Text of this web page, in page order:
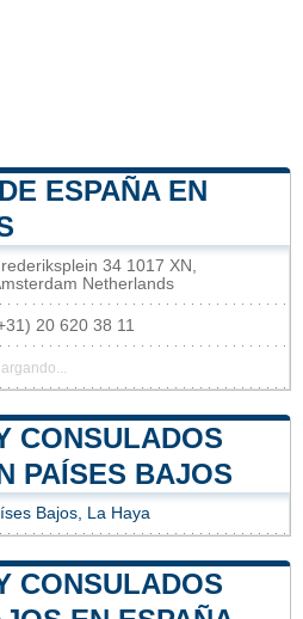
ESPAÑA EN
34 1017 XN,
Netherlands
20 620 38 11
CONSULADOS
PAÍSES BAJOS
Bajos, La Haya
CONSULADOS